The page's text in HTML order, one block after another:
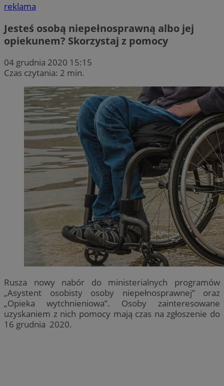
reklama
Jesteś osobą niepełnosprawną albo jej
opiekunem? Skorzystaj z pomocy
04 grudnia 2020 15:15
Czas czytania: 2 min.
Rusza nowy nabór do ministerialnych programów
„Asystent osobisty osoby niepełnosprawnej” oraz
„Opieka wytchnieniowa”. Osoby zainteresowane
uzyskaniem z nich pomocy mają czas na zgłoszenie do
16 grudnia 2020.